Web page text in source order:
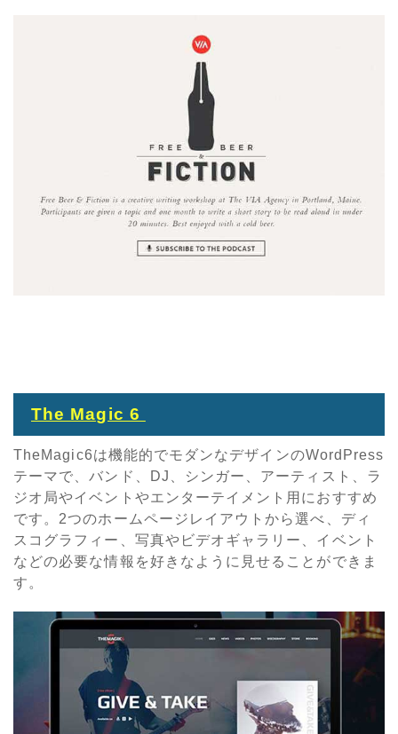
The Magic 6
TheMagic6は機能的でモダンなデザインのWordPress
テーマで、バンド、DJ、シンガー、アーティスト、ラ
ジオ局やイベントやエンターテイメント用におすすめ
です。2つのホームページレイアウトから選べ、ディ
スコグラフィー、写真やビデオギャラリー、イベント
などの必要な情報を好きなように見せることができま
す。